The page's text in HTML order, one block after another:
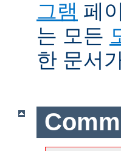
그램 페
는 모든
한 문서